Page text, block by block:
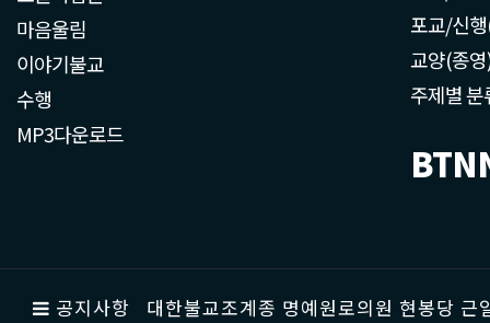
마음울림
이야기불교
수행
MP3다운로드
포교/신
교양(종
주제별 분
공지사항 대한불교조계종 명예원로의원 현봉당